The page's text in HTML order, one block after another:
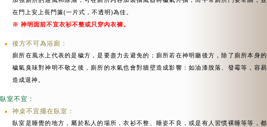
在門上安上長門簾(一片式，不透明)為佳。
※ 神明面前不宜衣衫不整或只穿內衣褲。
後方不可為浴廁：
廁所在風水上代表的是穢方，是要盡力去避免的；廁所若在神明廳後方，除了廁所本身的
穢氣臭味對神明不敬之後，廁所的水氣也會對牆壁造成影響：如油漆脫落、發霉等，容易
造成退神。
臥室不宜：
神桌不宜擺在臥室：
臥室是睡覺的地方，屬於私人的場所，衣衫不整、睡姿不良，或是有人習慣裸睡等等，都